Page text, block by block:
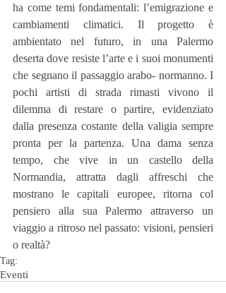
ha come temi fondamentali: l’emigrazione e
cambiamenti climatici. Il progetto è
ambientato nel futuro, in una Palermo
deserta dove resiste l’arte e i suoi monumenti
che segnano il passaggio arabo- normanno. I
pochi artisti di strada rimasti vivono il
dilemma di restare o partire, evidenziato
dalla presenza costante della valigia sempre
pronta per la partenza. Una dama senza
tempo, che vive in un castello della
Normandia, attratta dagli affreschi che
mostrano le capitali europee, ritorna col
pensiero alla sua Palermo attraverso un
viaggio a ritroso nel passato: visioni, pensieri
o realtà?
Tag:
Eventi